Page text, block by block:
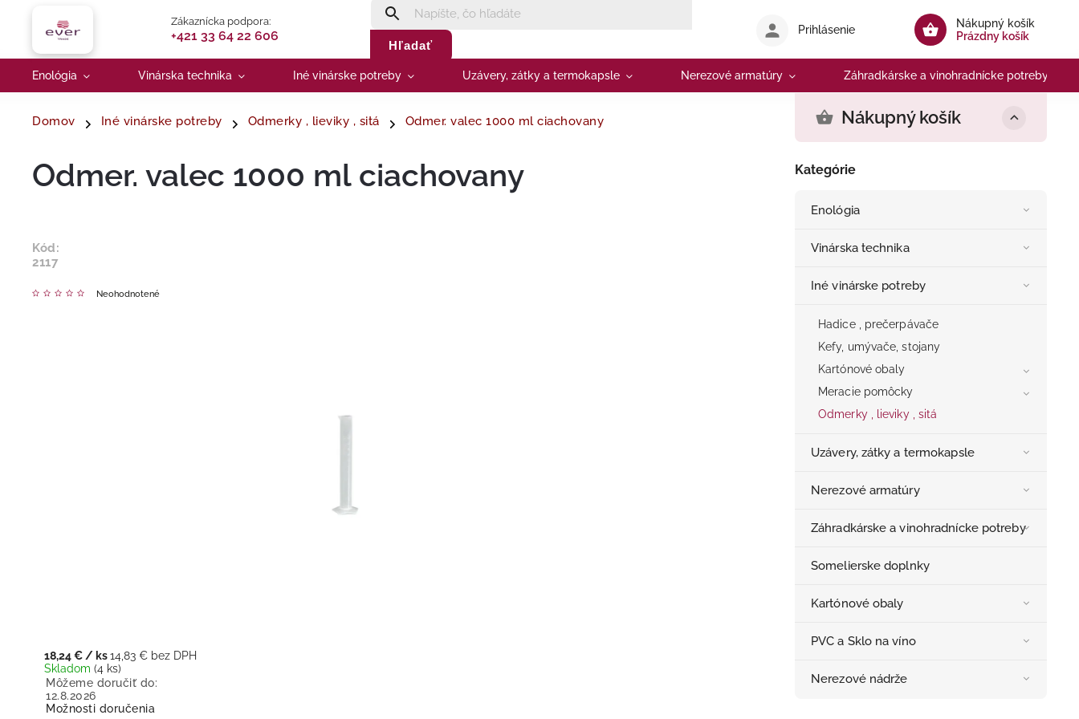
Zákaznícka podpora:
+421 33 64 22 606
Hľadať
Nákupný košík
Prázdny košík
Prihlásenie
Enológia Vinárska technika Iné vinárske potreby Uzávery, zátky a termokapsle Nerezové armatúry Záhradkárske a vinohradnícke potreby
Domov Iné vinárske potreby Odmerky , lieviky , sitá Odmer. valec 1000 ml ciachovany Nákupný košík
Kategórie
Enológia
Vinárska technika
Iné vinárske potreby
Hadice , prečerpávače
Kefy, umývače, stojany
Kartónové obaly
Meracie pomôcky
Odmerky , lieviky , sitá
Uzávery, zátky a termokapsle
Nerezové armatúry
Záhradkárske a vinohradnícke potreby
Somelierske doplnky
Kartónové obaly
PVC a Sklo na víno
Nerezové nádrže
Odmer. valec 1000 ml ciachovany
Kód:
2117
Neohodnotené
18,24 € / ks14,83 € bez DPH
Skladom (4 ks)
Môžeme doručiť do:
12.8.2026
Možnosti doručenia